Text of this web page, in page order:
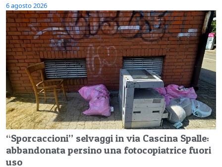
6 agosto 2026
“Sporcaccioni” selvaggi in via Cascina Spalle:
abbandonata persino una fotocopiatrice fuori
uso